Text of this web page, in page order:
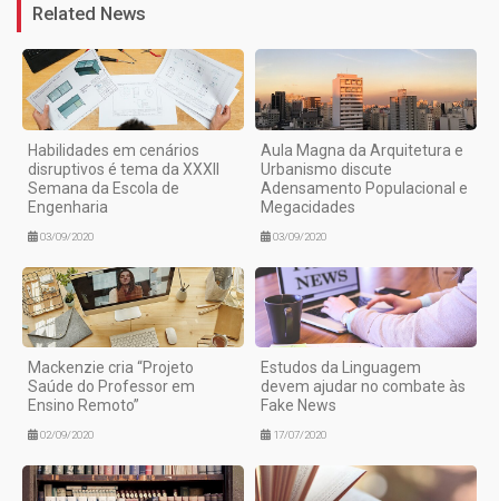
Related News
Habilidades em cenários
disruptivos é tema da XXXII
Semana da Escola de
Engenharia
03/09/2020
Aula Magna da Arquitetura e
Urbanismo discute
Adensamento Populacional e
Megacidades
03/09/2020
Mackenzie cria “Projeto
Saúde do Professor em
Ensino Remoto”
02/09/2020
Estudos da Linguagem
devem ajudar no combate às
Fake News
17/07/2020